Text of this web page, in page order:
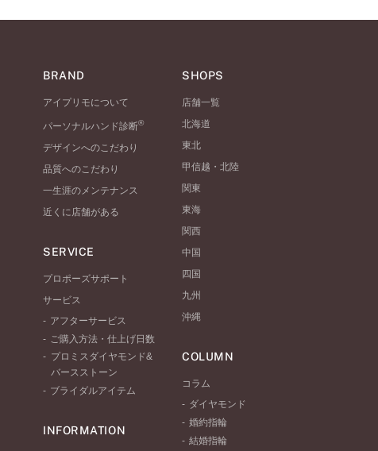
BRAND
アイプリモについて
パーソナルハンド診断®
デザインへのこだわり
品質へのこだわり
一生涯のメンテナンス
近くに店舗がある
SERVICE
プロポーズサポート
サービス
アフターサービス
ご購入方法・仕上げ日数
プロミスダイヤモンド&
バースストーン
ブライダルアイテム
INFORMATION
SHOPS
店舗一覧
北海道
東北
甲信越・北陸
関東
東海
関西
中国
四国
九州
沖縄
COLUMN
コラム
ダイヤモンド
婚約指輪
結婚指輪